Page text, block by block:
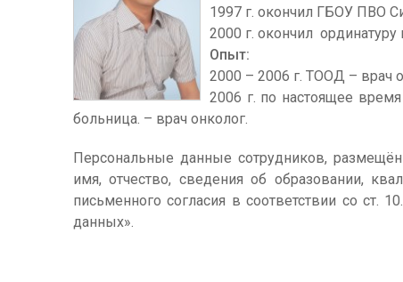
1997 г. окончил ГБОУ ПВО
2000 г. окончил
Опыт:
2000 – 2006 г. ТООД – врач
2006 г. по настоящее
больница. – врач онколог.
Персональные данные сотрудников,
имя, отчество, сведения об образовании,
письменного согласия в соответствии со
данных».